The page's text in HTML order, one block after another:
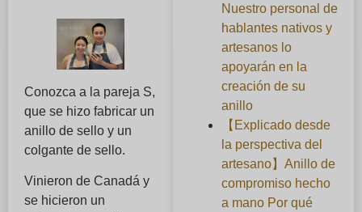
Conozca a la pareja S,
que se hizo fabricar un
anillo de sello y un
colgante de sello.
Vinieron de Canadá y
se hicieron un
Nuestro personal de
hablantes nativos y
artesanos lo
apoyarán en la
creación de su
anillo
【Explicado desde
la perspectiva del
artesano】Anillo de
compromiso hecho
a mano Por qué